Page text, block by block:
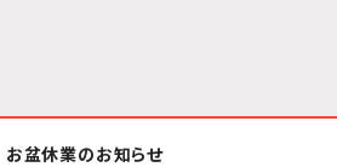
お盆休業のお知らせ